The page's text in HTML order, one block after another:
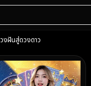
ฝันสู่ดวงดาว